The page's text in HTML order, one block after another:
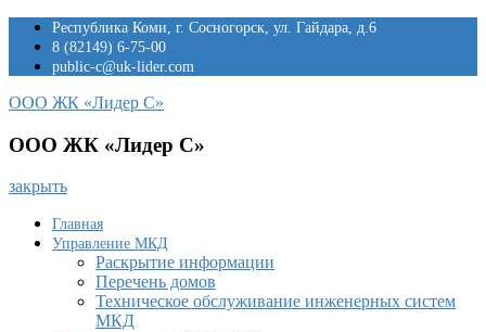
Перейти
содержимому
Республика Коми, г. Сосногорск, ул. Гайдара, д.6
8 (82149) 6-75-00
public-c@uk-lider.com
ООО ЖК «Лидер С»
ООО ЖК «Лидер С»
закрыть
Главная
Управление МКД
Раскрытие информации
Перечень домов
Техническое обслуживание инженерных систем
МКД